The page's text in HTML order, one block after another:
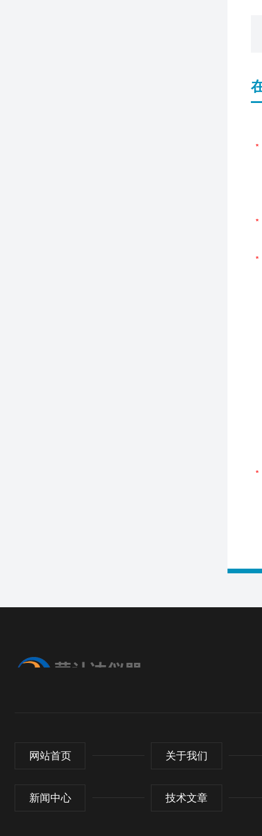
网站首页 关于我们
新闻中心 技术文章